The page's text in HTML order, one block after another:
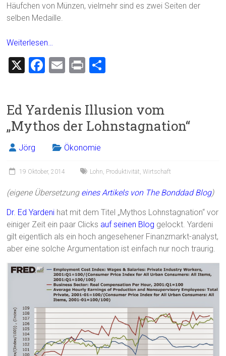
Häufchen von Münzen, vielmehr sind es zwei Seiten der
selben Medaille.
Weiterlesen…
X
F
b
o
ok
E
l
Pr
n
Ed Yardenis Illusion vom
„Mythos der Lohnstagnation“
Jörg Ökonomie
19 Oktober, 2014 Lohn, Produktivität,Wirtschaft
(eigene Übersetzung eines Artikels von The Bonddad Blog)
Dr. Ed Yardeni hat mit dem Titel „Mythos Lohnstagnation“ vor
einiger Zeit ein paar Clicks auf seinen Blog gelockt. Yardeni
gilt eigentlich als ein hoch angesehener Finanzmarkt-analyst,
aber eine solche Argumentation ist einfach nur noch traurig.